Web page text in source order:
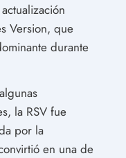
Version, que
durante
la RSV fue
por la
en una de